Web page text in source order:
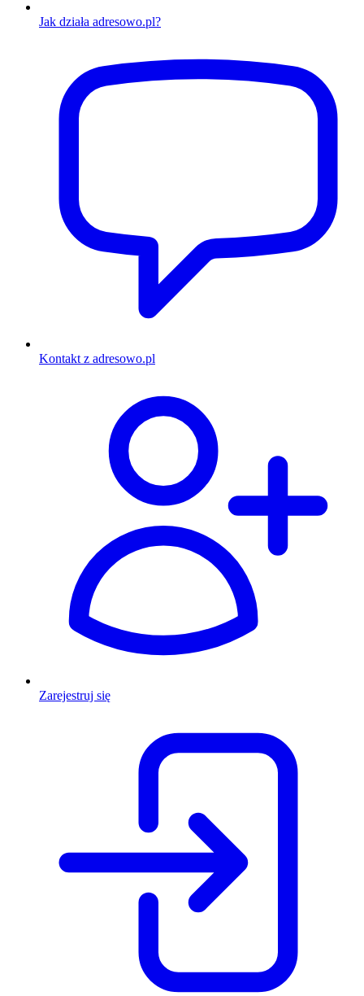
Jak działa adresowo.pl?
Kontakt z adresowo.pl
Zarejestruj się